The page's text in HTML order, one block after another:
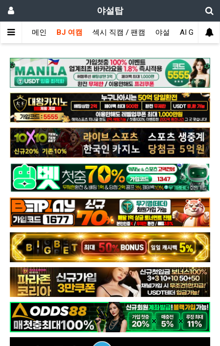
야설탑
메인 BJ 여캠 섹시 직캠 / 팬캠 야설 AI GIRL